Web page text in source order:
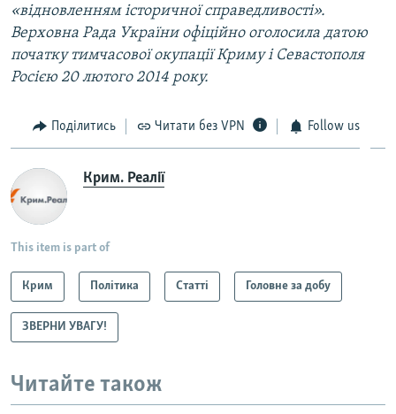
«відновленням історичної справедливості».
Верховна Рада України офіційно оголосила датою
початку тимчасової окупації Криму і Севастополя
Росією 20 лютого 2014 року.
Поділитись Читати без VPN Follow us
Крим. Реалії
This item is part of
Крим Політика Статті Головне за добу
ЗВЕРНИ УВАГУ!
Читайте також